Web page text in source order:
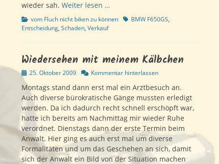
wieder sah. Weiter lesen …
Kategorien
vom Fluch nicht biken zu können Schlagworte
BMW F650GS,
Entscheidung, Schaden, Verkauf
Wiedersehen mit meinem Kälbchen
Veröffentlicht
am
25. Oktober 2009 Kommentar hinterlassen
Montags stand dann erst mal ein Arztbesuch an.
Auch diverse bürokratische Gänge mussten erledigt
werden. Da ich dadurch recht schnell erschöpft war,
hatte ich bereits am Nachmittag mir wieder Ruhe
verordnet. Dienstags dann der erste Termin beim
Anwalt. Hier ging es auch erst mal um diverse
Formalitäten und um das Geschehen an sich, damit
sich der Anwalt ein Bild von der Situation machen